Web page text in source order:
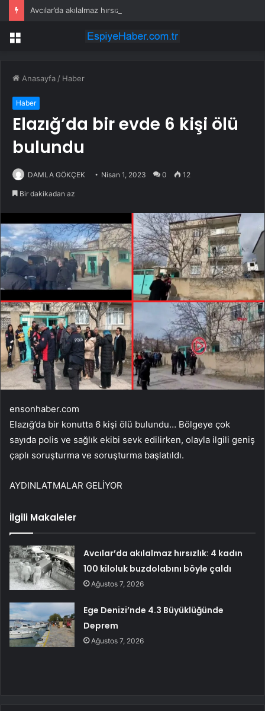
Menü
Anasayfa / Haber
Haber
Elazığ’da bir evde 6 kişi ölü
bulundu
DAMLA GÖKÇEK Nisan 1, 2023 0 12
Bir dakikadan az
ensonhaber.com
Elazığ’da bir konutta 6 kişi ölü bulundu… Bölgeye çok
sayıda polis ve sağlık ekibi sevk edilirken, olayla ilgili geniş
çaplı soruşturma ve soruşturma başlatıldı.
AYDINLATMALAR GELİYOR
İlgili Makaleler
Avcılar’da akılalmaz hırsızlık: 4 kadın
100 kiloluk buzdolabını böyle çaldı
Ağustos 7, 2026
Ege Denizi’nde 4.3 Büyüklüğünde
Deprem
Ağustos 7, 2026